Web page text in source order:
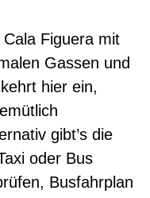
Figuera mit
Gassen und
hier ein,
gibt’s die
oder Bus
Busfahrplan